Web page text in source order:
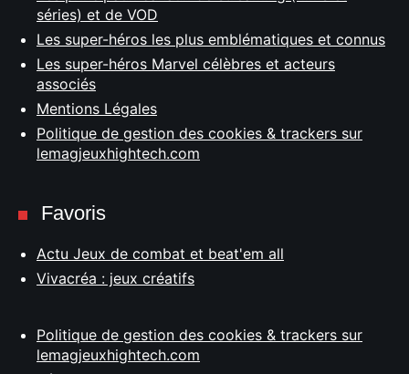
séries) et de VOD
Les super-héros les plus emblématiques et connus
Les super-héros Marvel célèbres et acteurs
associés
Mentions Légales
Politique de gestion des cookies & trackers sur
lemagjeuxhightech.com
Favoris
Actu Jeux de combat et beat'em all
Vivacréa : jeux créatifs
Politique de gestion des cookies & trackers sur
lemagjeuxhightech.com